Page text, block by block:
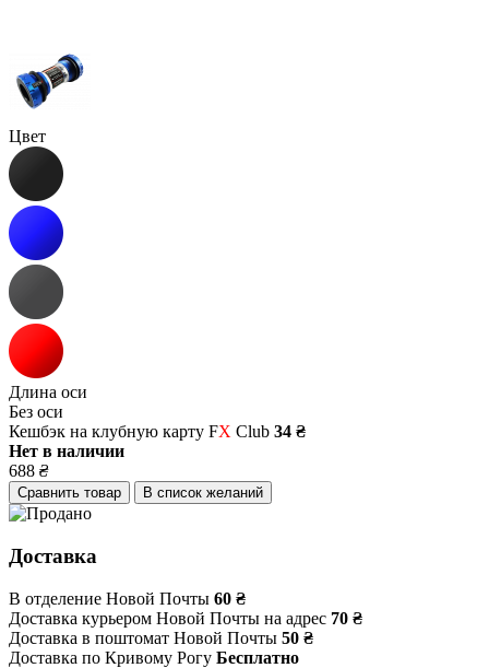
Цвет
Длина оси
Без оси
Кешбэк на клубную карту FX Club 34 ₴
Нет в наличии
688 ₴
Сравнить товар В список желаний
Доставка
В отделение Новой Почты 60 ₴
Доставка курьером Новой Почты на адрес 70 ₴
Доставка в поштомат Новой Почты 50 ₴
Доставка по Кривому Рогу Бесплатно